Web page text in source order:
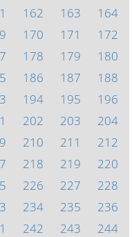
162 163
164
170 171
172
178 179
180
186 187
188
194 195
196
202 203
204
210 211
212
218 219
220
226 227
228
234 235
236
242 243
244